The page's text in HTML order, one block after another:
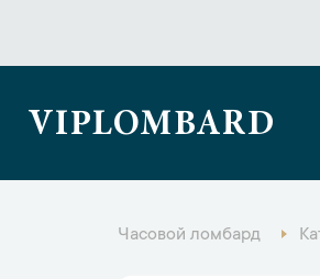
VIPLOMBARD
Часовой ломбард